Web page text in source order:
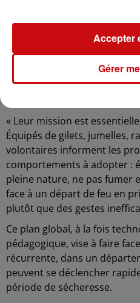
de quatre engins de grande
La prévention passe
citoyenne. Un réseau de
sentinelles », continue de
Créé en 2023, ce dispositif
« Leur mission est
Équipés de gilets, jumelles,
volontaires informent les
comportements à adopter :
pleine nature, ne pas fumer
face à un départ de feu en
plutôt que des gestes
Ce plan global, à la fois
pédagogique, vise à faire
récurrente, dans un
peuvent se déclencher
période de sécheresse.
Gérer
Accepter